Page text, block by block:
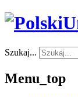
Szukaj...
Menu_top